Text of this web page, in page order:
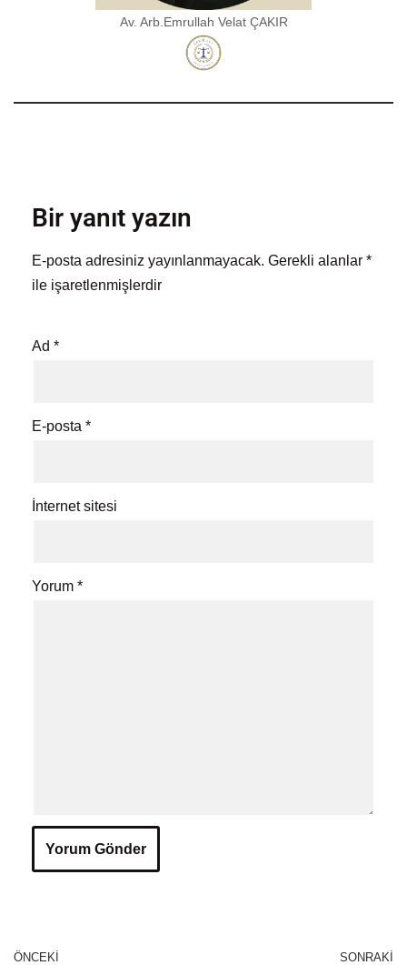
Av. Arb.Emrullah Velat ÇAKIR
Bir yanıt yazın
E-posta adresiniz yayınlanmayacak. Gerekli alanlar *
ile işaretlenmişlerdir
Ad *
E-posta *
İnternet sitesi
Yorum *
ÖNCEKI SONRAKI